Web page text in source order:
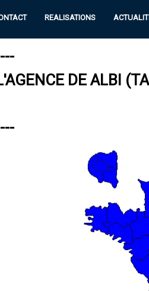
REALISATIONS
DE ALBI